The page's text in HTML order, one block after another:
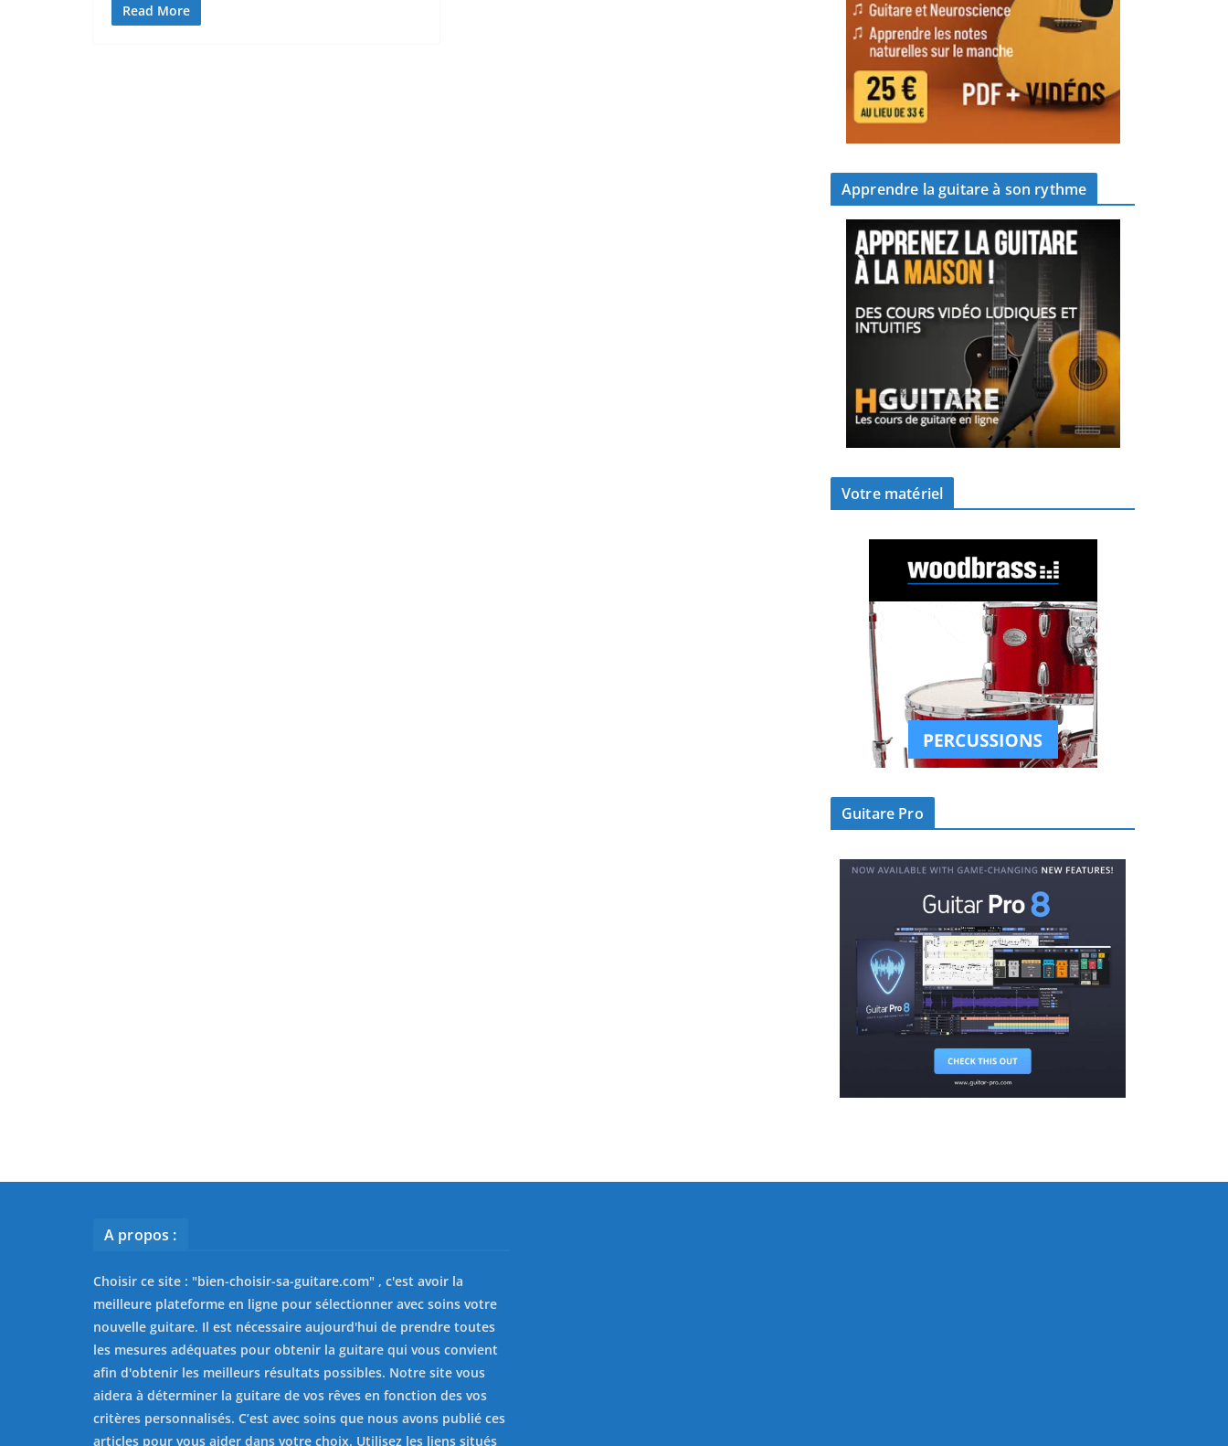
Read More
Apprendre la guitare à son rythme
Votre matériel
Guitare Pro
A propos :
Choisir ce site : "bien-choisir-sa-guitare.com" , c'est avoir la
meilleure plateforme en ligne pour sélectionner avec soins votre
nouvelle guitare. Il est nécessaire aujourd'hui de prendre toutes
les mesures adéquates pour obtenir la guitare qui vous convient
afin d'obtenir les meilleurs résultats possibles. Notre site vous
aidera à déterminer la guitare de vos rêves en fonction des vos
critères personnalisés. C’est avec soins que nous avons publié ces
articles pour vous aider dans votre choix. Utilisez les liens situés